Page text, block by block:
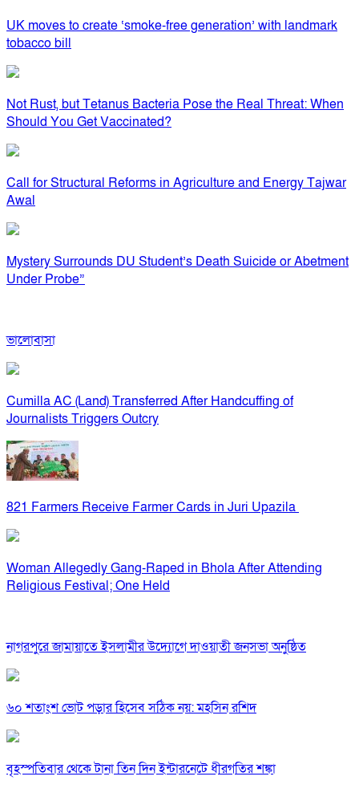
UK moves to create ‘smoke-free generation’ with landmark
tobacco bill
Not Rust, but Tetanus Bacteria Pose the Real Threat: When
Should You Get Vaccinated?
Call for Structural Reforms in Agriculture and Energy Tajwar
Awal
Mystery Surrounds DU Student’s Death Suicide or Abetment
Under Probe”
ভালোবাসা
Cumilla AC (Land) Transferred After Handcuffing of
Journalists Triggers Outcry
821 Farmers Receive Farmer Cards in Juri Upazila
Woman Allegedly Gang-Raped in Bhola After Attending
Religious Festival; One Held
নাগরপুরে জামায়াতে ইসলামীর উদ্যোগে দাওয়াতী জনসভা অনুষ্ঠিত
৬০ শতাংশ ভোট পড়ার হিসেব সঠিক নয়: মহসিন রশিদ
বৃহস্পতিবার থেকে টানা তিন দিন ইন্টারনেটে ধীরগতির শঙ্কা